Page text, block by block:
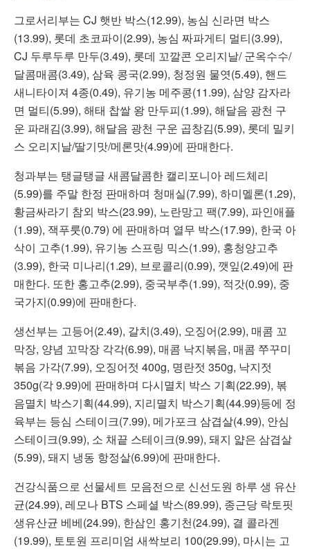
그로서리부는 CJ 햇반 박스(12.99), 농심 신라면 박스
(13.99), 롯데 초코파이(2.99), 농심 짜파게티 멀티(3.99),
CJ 두루두루 만두(3.49), 롯데 꼬깔콘 오리지날/ 군옥수수/
달콤매콤(3.49), 삼육 콩국(2.99), 청정원 물엿(5.49), 핸드
새니타이져 4종(0.49), 유기농 메주콩(11.99), 삼양 감자라
면 멀티(5.99), 해태 찹쌀 왕 만두피(1.99), 해달음 광천 구
운 파래김(3.99), 해달음 광천 구운 곱창김(5.99), 롯데 밀키
스 오리지날/딸기맛/메론맛(4.99)에 판매한다.
청과부는 탱글탱글 새콤달콤한 캘리포니아 레드체리
(5.99)를 주말 한정 판매하며 청매실(7.99), 하미멜론(1.29),
황금싸라기 참외 박스(23.99), 노란망고 팩(7.99), 파인애플
(1.99), 잭푸룻(0.79) 에 판매하며 열무 박스(17.99), 한국 아
삭이 고추(1.99), 유기농 스프링 믹스(1.99), 홍청양고추
(3.99), 한국 미나리(1.29), 브로콜리(0.99), 깻잎(2.49)에 판
매한다. 또한 홍고추(2.99), 중국부추(1.99), 적갓(0.99), 중
국가지(0.99)에 판매한다.
생선부는 고등어(2.49), 갈치(3.49), 오징어(2.99), 매콤 꼬
막장, 양념 꼬막장 각각(6.99), 매콤 낙지볶음, 매콤 쭈꾸미
볶음 가각(7.99), 오징어젓 400g, 명란젓 350g, 낙지젓
350g(각 9.99)에 판매하며 다시멸치 박스 기획(22.99), 볶
음멸치 박스기획(44.99), 지리멸치 박스기획(44.99)등에 정
육부는 등심 스테이크(7.99), 메가포크 삼겹살(4.99), 안심
스테이크(9.99), 소 채끝 스테이크(9.99), 돼지 얇은 삼겹살
(5.99), 돼지 냉동 항정살(6.99)에 판매한다.
건강식품으로 선물세트 모음전으로 신선도원 하루 생 유산
균(24.99), 레모나 BTS 스페셜 박스(89.99), 종근당 락토핏
생유산균 베베(24.99), 한삼인 홍기천(24.99), 결 콜라겐
(19.99), 토토원 프리미엄 새싹보리 100(29.99), 마시는 고